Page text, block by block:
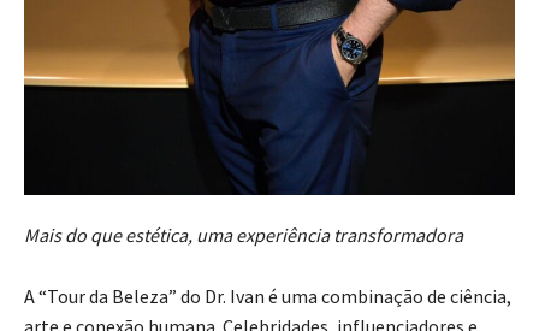
Mais do que estética, uma experiência transformadora
A “Tour da Beleza” do Dr. Ivan é uma combinação de ciência,
arte e conexão humana. Celebridades, influenciadores e